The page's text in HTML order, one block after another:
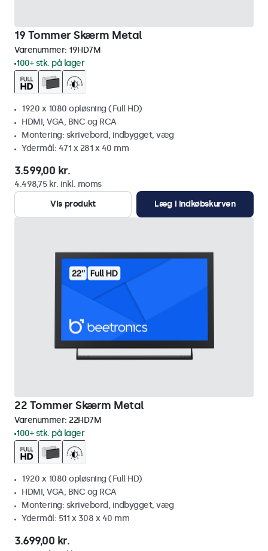
19 Tommer Skærm Metal
Varenummer: 19HD7M
100+ stk. på lager
1920 x 1080 opløsning (Full HD)
HDMI, VGA, BNC og RCA
Montering: skrivebord, indbygget, væg
Ydermål: 471 x 281 x 40 mm
3.599,00 kr.
4.498,75 kr. inkl. moms
Vis produkt
Læg i indkøbskurven
22 Tommer Skærm Metal
Varenummer: 22HD7M
100+ stk. på lager
1920 x 1080 opløsning (Full HD)
HDMI, VGA, BNC og RCA
Montering: skrivebord, indbygget, væg
Ydermål: 511 x 308 x 40 mm
3.699,00 kr.